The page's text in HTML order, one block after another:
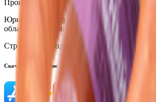
Производитель:
ОАО «АФПК «Жлобинский
Юридический адрес:
247210, Республика
область, г. Жлобин, ул. Шоссейная, 133
Страна производства:
Республика Беларусь
Скачать приложение